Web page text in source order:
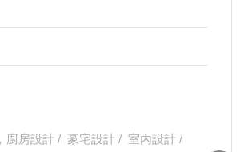
廚房設計 豪宅設計
室內設計